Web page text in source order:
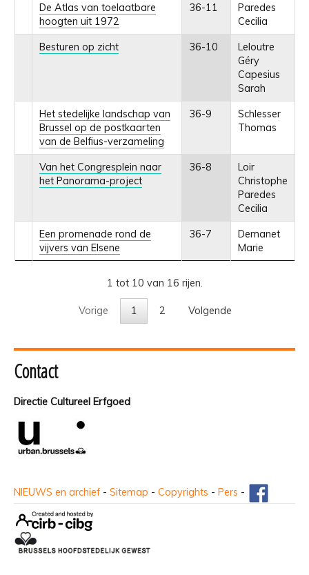
De Atlas van toelaatbare
hoogten uit 1972
36-11
Paredes
Cecilia
Besturen op zicht 36-10
Leloutre
Géry
Capesius
Sarah
Het stedelijke landschap van
Brussel op de postkaarten
van de Belfius-verzameling
36-9
Schlesser
Thomas
Van het Congresplein naar
het Panorama-project
36-8
Loir
Christophe
Paredes
Cecilia
Een promenade rond de
vijvers van Elsene
36-7
Demanet
Marie
1 tot 10 van 16 rijen.
Vorige 1 2 Volgende
Contact
Directie Cultureel Erfgoed
NIEUWS en archief - Sitemap - Copyrights - Pers -